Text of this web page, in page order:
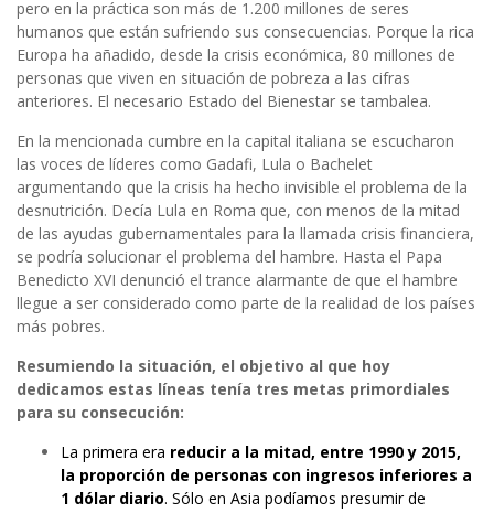
pero en la práctica son más de 1.200 millones de seres
humanos que están sufriendo sus consecuencias. Porque la rica
Europa ha añadido, desde la crisis económica, 80 millones de
personas que viven en situación de pobreza a las cifras
anteriores. El necesario Estado del Bienestar se tambalea.
En la mencionada cumbre en la capital italiana se escucharon
las voces de líderes como Gadafi, Lula o Bachelet
argumentando que la crisis ha hecho invisible el problema de la
desnutrición. Decía Lula en Roma que, con menos de la mitad
de las ayudas gubernamentales para la llamada crisis financiera,
se podría solucionar el problema del hambre. Hasta el Papa
Benedicto XVI denunció el trance alarmante de que el hambre
llegue a ser considerado como parte de la realidad de los países
más pobres.
Resumiendo la situación, el objetivo al que hoy
dedicamos estas líneas tenía tres metas primordiales
para su consecución:
La primera era reducir a la mitad, entre 1990 y 2015,
la proporción de personas con ingresos inferiores a
1 dólar diario. Sólo en Asia podíamos presumir de